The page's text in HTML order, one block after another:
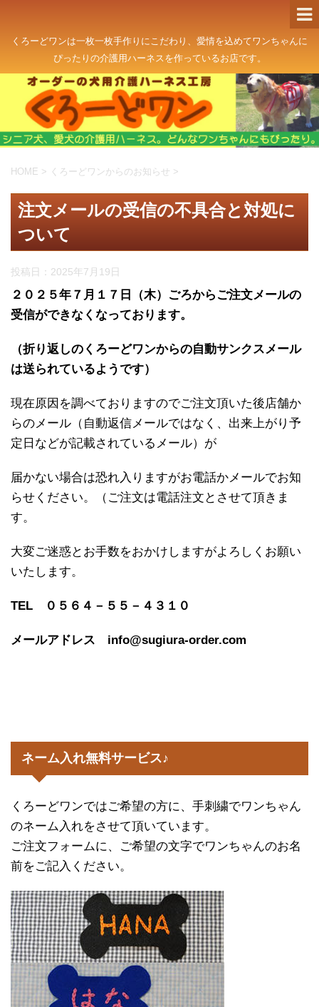
くろーどワンは一枚一枚手作りにこだわり、愛情を込めてワンちゃんに
ぴったりの介護用ハーネスを作っているお店です。
HOME > くろーどワンからのお知らせ >
注文メールの受信の不具合と対処に
ついて
投稿日： 2025年7月19日
２０２５年７月１７日（木）ごろからご注文メールの
受信ができなくなっております。
（折り返しのくろーどワンからの自動サンクスメール
は送られているようです）
現在原因を調べておりますのでご注文頂いた後店舗か
らのメール（自動返信メールではなく、出来上がり予
定日などが記載されているメール）が
届かない場合は恐れ入りますがお電話かメールでお知
らせください。（ご注文は電話注文とさせて頂きま
す。
大変ご迷惑とお手数をおかけしますがよろしくお願い
いたします。
TEL ０５６４－５５－４３１０
メールアドレス info@sugiura-order.com
ネーム入れ無料サービス♪
くろーどワンではご希望の方に、手刺繍でワンちゃん
のネーム入れをさせて頂いています。
ご注文フォームに、ご希望の文字でワンちゃんのお名
前をご記入ください。